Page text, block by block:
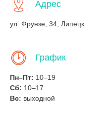
Адрес
ул. Фрунзе, 34, Липецк
График
Пн–Пт: 10–19
Сб: 10–17
Вс: выходной